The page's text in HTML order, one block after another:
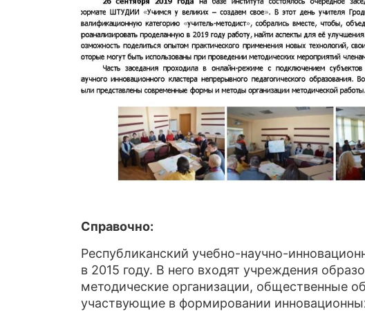
Справочно:
Республиканский учебно-научно-
в 2015 году. В него входят учреждения
методические организации, общественные
участвующие в формировании